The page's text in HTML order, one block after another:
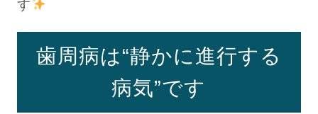
す
歯周病は“静かに進行する
病気”です